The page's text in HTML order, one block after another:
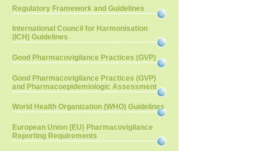
Regulatory Framework and Guidelines
International Council for Harmonisation
(ICH) Guidelines
Good Pharmacovigilance Practices (GVP)
Good Pharmacovigilance Practices (GVP)
and Pharmacoepidemiologic Assessment
World Health Organization (WHO) Guidelines
European Union (EU) Pharmacovigilance
Reporting Requirements